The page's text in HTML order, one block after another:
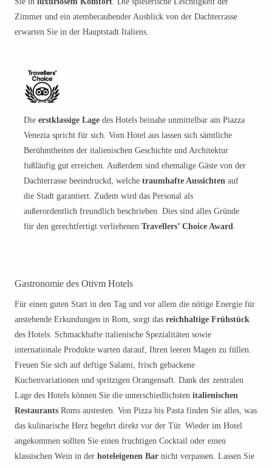
Zimmer und ein atemberaubender Ausblick von der Dachterrasse
erwarten Sie in der Hauptstadt Italiens.
Die erstklassige Lage des Hotels beinahe unmittelbar am Piazza
Venezia spricht für sich. Vom Hotel aus lassen sich sämtliche
Berühmtheiten der italienischen Geschichte und Architektur
fußläufig gut erreichen. Außerdem sind ehemalige Gäste von der
Dachterrasse beeindruckd, welche traumhafte Aussichten auf
die Stadt garantiert. Zudem wird das Personal als
außerordentlich freundlich beschrieben. Dies sind alles Gründe
für den gerechtfertigt verliehenen Travellers’ Choice Award.
Gastronomie des Otivm Hotels
Für einen guten Start in den Tag und vor allem die nötige Energie für
anstehende Erkundungen in Rom, sorgt das reichhaltige Frühstück
des Hotels. Schmackhafte italienische Spezialitäten sowie
internationale Produkte warten darauf, Ihren leeren Magen zu füllen.
Freuen Sie sich auf deftige Salami, frisch gebackene
Kuchenvariationen und spritzigen Orangensaft. Dank der zentralen
Lage des Hotels können Sie die unterschiedlichsten italienischen
Restaurants Roms austesten. Von Pizza bis Pasta finden Sie alles, was
das kulinarische Herz begehrt direkt vor der Tür. Wieder im Hotel
angekommen sollten Sie einen fruchtigen Cocktail oder einen
klassischen Wein in der hoteleigenen Bar nicht verpassen. Lassen Sie